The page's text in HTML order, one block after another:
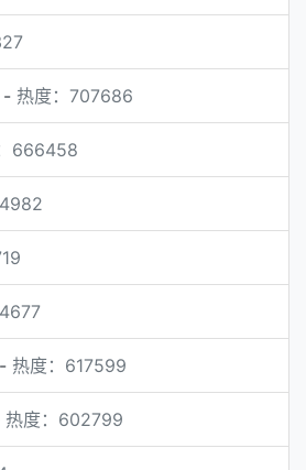
- 热度：707686
666458
- 热度：617599
热度：602799